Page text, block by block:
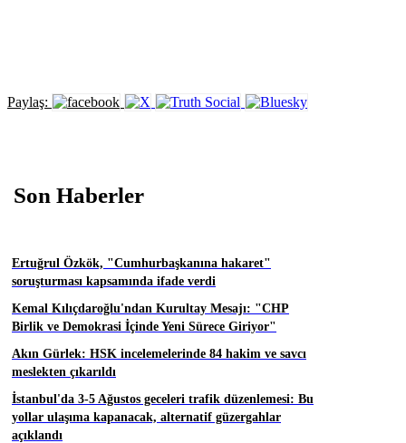
Paylaş:
Son Haberler
Ertuğrul Özkök, "Cumhurbaşkanına hakaret"
soruşturması kapsamında ifade verdi
Kemal Kılıçdaroğlu'ndan Kurultay Mesajı: "CHP
Birlik ve Demokrasi İçinde Yeni Sürece Giriyor"
Akın Gürlek: HSK incelemelerinde 84 hakim ve savcı
meslekten çıkarıldı
İstanbul'da 3-5 Ağustos geceleri trafik düzenlemesi: Bu
yollar ulaşıma kapanacak, alternatif güzergahlar
açıklandı